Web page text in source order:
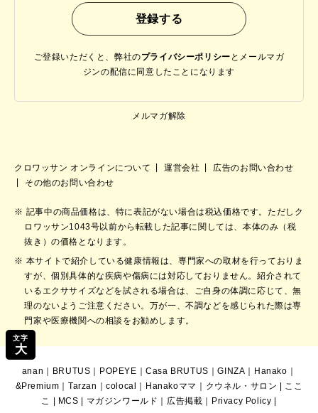
文字
大
ご登録いただくと、弊社のプライバシーポリシー と メールマガ
ジンの配信に同意したことになります
メルマガ解除
クロワッサン オンラインについて 運営会社
広告のお問い合わせ
その他のお問い合わせ
記事中の商品価格は、特に表記がない場合は税込価格です。ただしク
ロワッサン1043号以前から転載した記事に関しては、本体のみ（税
抜き）の価格となります。
本サイトで紹介している健康情報は、専門家への取材を行っておりま
すが、個別具体的な疾病や傷病には対応しておりません。紹介されて
いるエクササイズなどを試される場合は、ご自身の体調に応じて、無
理のないようご注意ください。万が一、不調などを感じられた際は専
門家や医療機関への相談をお勧めします。
anan ｜ BRUTUS ｜ POPEYE ｜Casa BRUTUS ｜GINZA ｜ Hanako ｜
&Premium ｜Tarzan ｜colocal ｜ Hanakoママ ｜ クウネル・サロン | ここ
こ
| MCS | マガジンワールド ｜ 広告掲載 ｜ Privacy Policy |